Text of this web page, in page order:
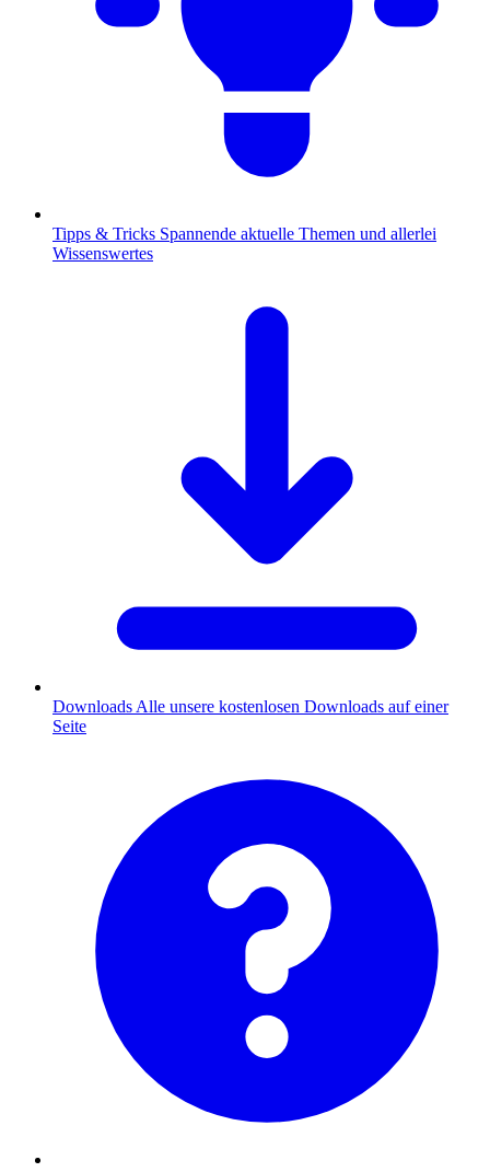
Tipps & Tricks Spannende aktuelle Themen und allerlei
Wissenswertes
Downloads Alle unsere kostenlosen Downloads auf einer
Seite